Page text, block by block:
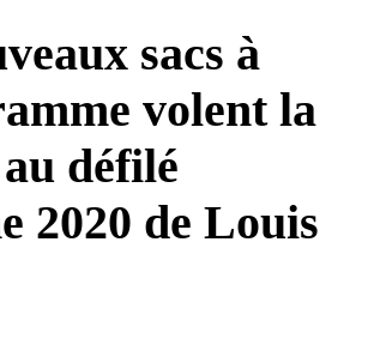
sacs à
volent la
défilé
2020 de Louis